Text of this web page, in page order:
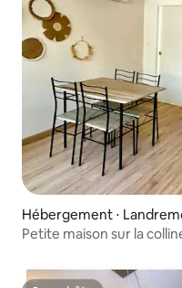
Hébergement ⋅
Petite maison sur la